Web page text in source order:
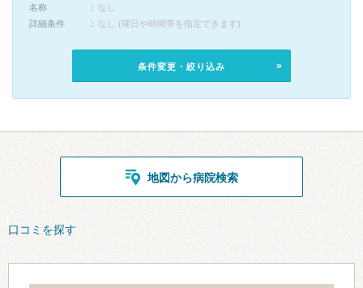
名称
なし
詳細条件
なし (曜日や時間帯を指定できます)
条件変更・絞り込み
地図から病院検索
口コミを探す